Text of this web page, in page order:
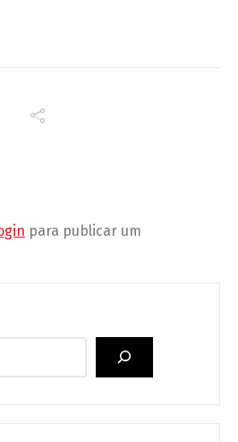
para publicar um